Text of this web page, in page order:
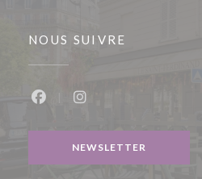
NOUS SUIVRE
NEWSLETTER